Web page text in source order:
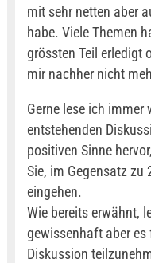
mit sehr netten aber
habe. Viele Themen
grössten Teil erledigt
mir nachher nicht
Gerne lese ich
entstehenden
positiven Sinne
Sie, im Gegensatz zu
eingehen.
Wie bereits erwähnt,
gewissenhaft aber
Diskussion